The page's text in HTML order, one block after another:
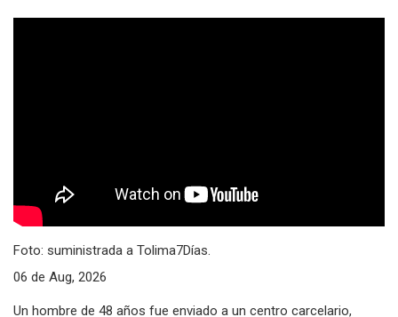
Foto: suministrada a Tolima7Días.
06 de Aug, 2026
Un hombre de 48 años fue enviado a un centro carcelario,